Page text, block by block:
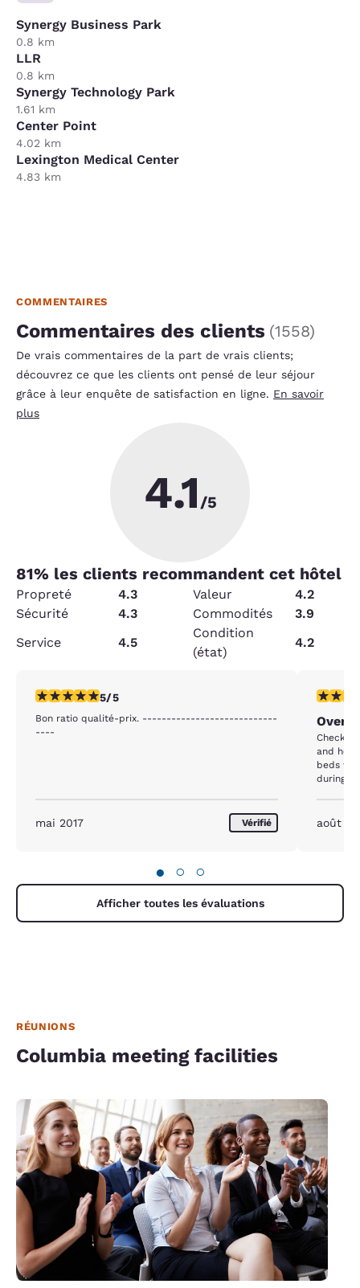
Synergy Business Park
0.8 km
LLR
0.8 km
Synergy Technology Park
1.61 km
Center Point
4.02 km
Lexington Medical Center
4.83 km
COMMENTAIRES
Commentaires des clients (1558)
De vrais commentaires de la part de vrais clients;
découvrez ce que les clients ont pensé de leur séjour
grâce à leur enquête de satisfaction en ligne. En savoir
plus
4.1 /5
81% les clients recommandent cet hôtel
Propreté 4.3 Valeur
4.2
Sécurité
4.3 Commodités
3.9
Service
4.5
Condition
(état)
4.2
5 étoiles. Exceptionnel. 1 commentaire
5/5
Bon ratio qualité-prix. ----------------------------
----
mai 2017 Vérifié
5
Check
and
beds
during
août
● ○ ○
Afficher toutes les évaluations
RÉUNIONS
Columbia meeting facilities